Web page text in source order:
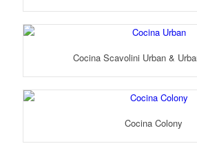
Cocina Scavolini Urban &
Cocina Colony